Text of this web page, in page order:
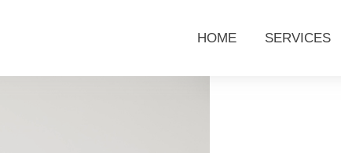
HOME SERVICES